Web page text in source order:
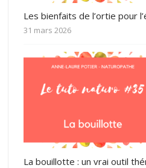
Les bienfaits de l’ortie pour
31 mars 2026
La bouillotte : un vrai outil